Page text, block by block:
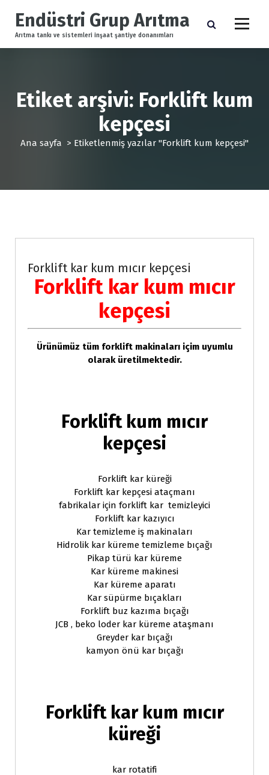
r
Endüstri Grup Arıtma
Arıtma tankı ve sistemleri inşaat şantiye donanımları
Etiket arşivi: Forklift kum
kepçesi
Ana sayfa > Etiketlenmiş yazılar "Forklift kum kepçesi"
Forklift kar kum mıcır kepçesi
Forklift kar kum mıcır
kepçesi
Ürünümüz tüm forklift makinaları içim uyumlu
olarak üretilmektedir.
Forklift kum mıcır
kepçesi
Forklift kar küreği
Forklift kar kepçesi ataçmanı
fabrikalar için forklift kar temizleyici
Forklift kar kazıyıcı
Kar temizleme iş makinaları
Hidrolik kar küreme temizleme bıçağı
Pikap türü kar küreme
Kar küreme makinesi
Kar küreme aparatı
Kar süpürme bıçakları
Forklift buz kazıma bıçağı
JCB , beko loder kar küreme ataşmanı
Greyder kar bıçağı
kamyon önü kar bıçağı
Forklift kar kum mıcır
küreği
kar rotatifi